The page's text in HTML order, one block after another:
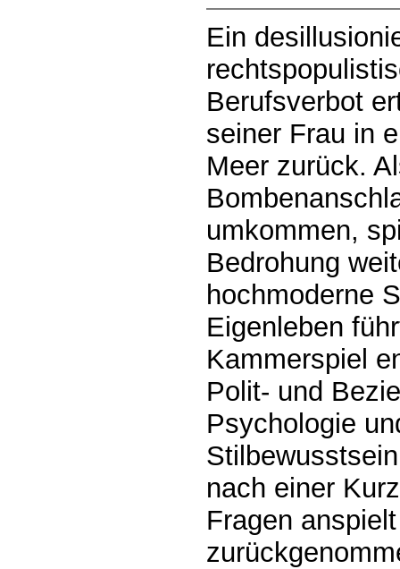
Ein
Berufsverbot
seiner Frau in
Meer zurück.
umkommen,
Bedrohung
hochmoderne
Eigenleben
Kammerspiel
Polit- und
Psychologie
nach einer
Fragen